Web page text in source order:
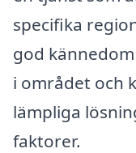
specifika
god
i området och
lämpliga
faktorer.